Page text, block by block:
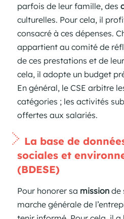
parfois de leur famille, des
culturelles. Pour cela, il
consacré à ces dépenses.
appartient au comité de
de ces prestations et de
cela, il adopte un budget
En général, le CSE arbitre
catégories ; les activités
offertes aux salariés.
La base de
sociales et
(BDESE)
Pour honorer sa missionde
marche générale de